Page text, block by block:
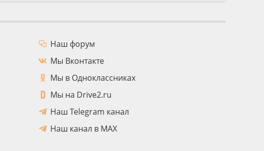
Наш форум
Мы Вконтакте
Мы в Одноклассниках
Мы на Drive2.ru
Наш Telegram канал
Наш канал в MAX